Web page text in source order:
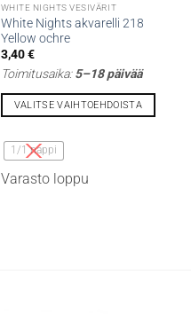
WHITE NIGHTS VESIVÄRIT
White Nights akvarelli 218
Yellow ochre
3,40€
Toimitusaika:5–18 päivää
VALITSE VAIHTOEHDOISTA
tuotteella
on
useampi
1/1 nappi
Varasto loppu